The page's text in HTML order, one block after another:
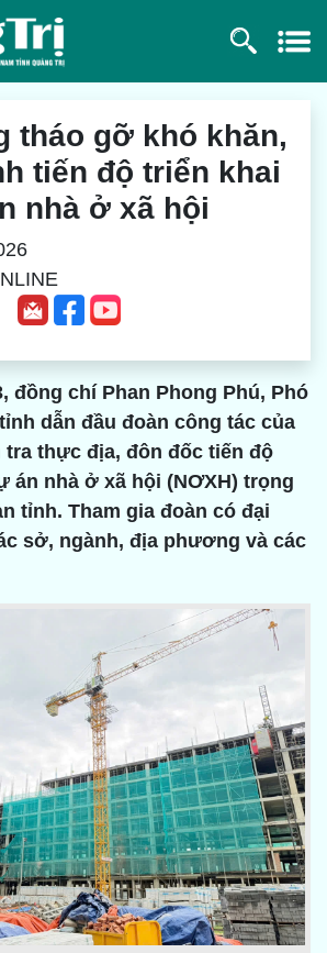
tháo gỡ khó khăn,
tiến độ triển khai
nhà ở xã hội
đồng chí Phan Phong Phú, Phó
dẫn đầu đoàn công tác của
tra thực địa, đôn đốc tiến độ
án nhà ở xã hội (NƠXH) trọng
tỉnh. Tham gia đoàn có đại
sở, ngành, địa phương và các